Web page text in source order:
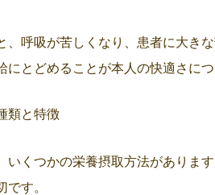
、呼吸が苦しくなり、患者に大き
とどめることが本人の快適さにつ
類と特徴
いくつかの栄養摂取方法がありま
す。